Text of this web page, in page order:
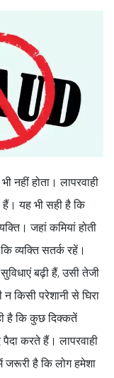
नहीं होता। लापरवाही
यह भी सही है कि
जहां कमियां होती
व्यक्ति सतर्क रहें।
बढ़ी हैं, उसी तेजी
किसी परेशानी से घिरा
है कि कुछ दिक्कतें
करते हैं। लापरवाही
जरूरी है कि लोग हमेशा